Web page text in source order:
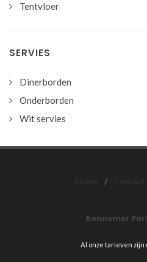
Tentvloer
SERVIES
Dinerborden
Onderborden
Wit servies
Kennemer
Al onze tarieven zijn
/